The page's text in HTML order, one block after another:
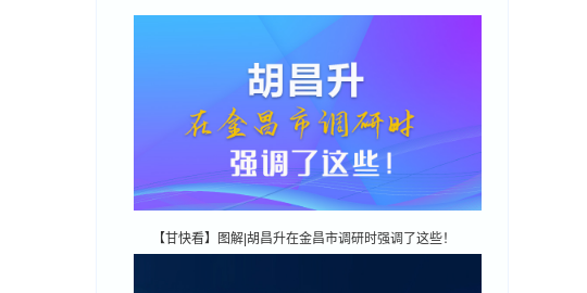
【甘快看】图解|胡昌升在金昌市调研时强调了这些！